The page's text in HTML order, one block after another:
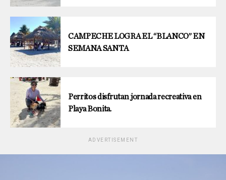
CAMPECHE LOGRA EL “BLANCO” EN
SEMANA SANTA
Perritos disfrutan jornada recreativa en
Playa Bonita.
ADVERTISEMENT